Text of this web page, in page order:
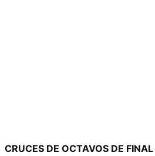
CRUCES DE OCTAVOS DE FINAL